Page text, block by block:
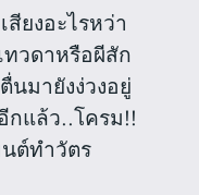
ยงอะไรหว่า
วดาหรือผีสัก
มายังง่วงอยู่
แล้ว..โครม!!
ต์ทำวัตร